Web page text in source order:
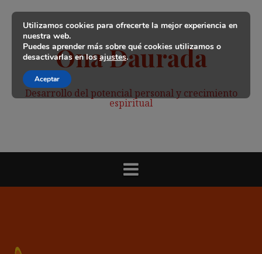
contenido
Ona Daurada
Desarrollo del potencial personal y crecimiento
espiritual
Utilizamos cookies para ofrecerte la mejor experiencia en
nuestra web.
Puedes aprender más sobre qué cookies utilizamos o
desactivarlas en losajustes.
Aceptar